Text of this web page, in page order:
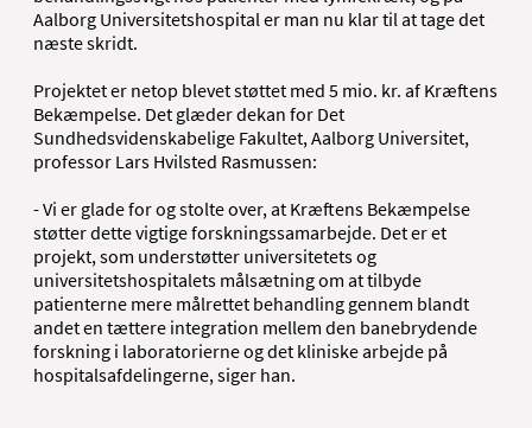
Aalborg Universitetshospital er man nu klar til at tage det
næste skridt.
Projektet er netop blevet støttet med 5 mio. kr. af Kræftens
Bekæmpelse. Det glæder dekan for Det
Sundhedsvidenskabelige Fakultet, Aalborg Universitet,
professor Lars Hvilsted Rasmussen:
- Vi er glade for og stolte over, at Kræftens Bekæmpelse
støtter dette vigtige forskningssamarbejde. Det er et
projekt, som understøtter universitetets og
universitetshospitalets målsætning om at tilbyde
patienterne mere målrettet behandling gennem blandt
andet en tættere integration mellem den banebrydende
forskning i laboratorierne og det kliniske arbejde på
hospitalsafdelingerne, siger han.